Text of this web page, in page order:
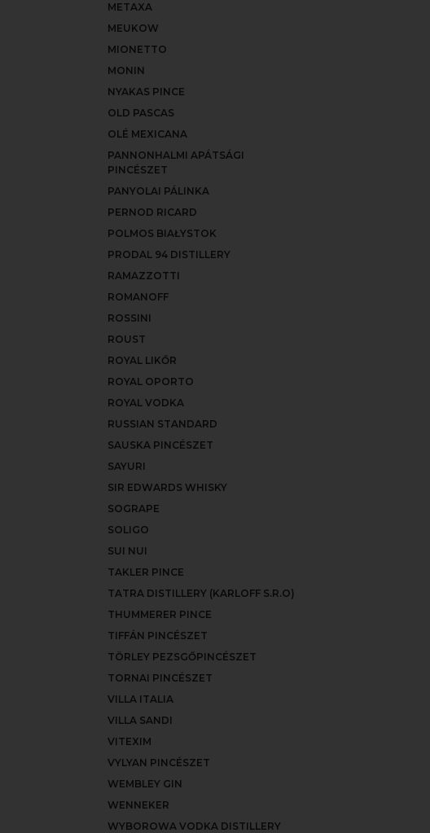
METAXA
MEUKOW
MIONETTO
MONIN
NYAKAS PINCE
OLD PASCAS
OLÉ MEXICANA
PANNONHALMI APÁTSÁGI
PINCÉSZET
PANYOLAI PÁLINKA
PERNOD RICARD
POLMOS BIAŁYSTOK
PRODAL 94 DISTILLERY
RAMAZZOTTI
ROMANOFF
ROSSINI
ROUST
ROYAL LIKŐR
ROYAL OPORTO
ROYAL VODKA
RUSSIAN STANDARD
SAUSKA PINCÉSZET
SAYURI
SIR EDWARDS WHISKY
SOGRAPE
SOLIGO
SUI NUI
TAKLER PINCE
TATRA DISTILLERY (KARLOFF S.R.O)
THUMMERER PINCE
TIFFÁN PINCÉSZET
TÖRLEY PEZSGŐPINCÉSZET
TORNAI PINCÉSZET
VILLA ITALIA
VILLA SANDI
VITEXIM
VYLYAN PINCÉSZET
WEMBLEY GIN
WENNEKER
WYBOROWA VODKA DISTILLERY